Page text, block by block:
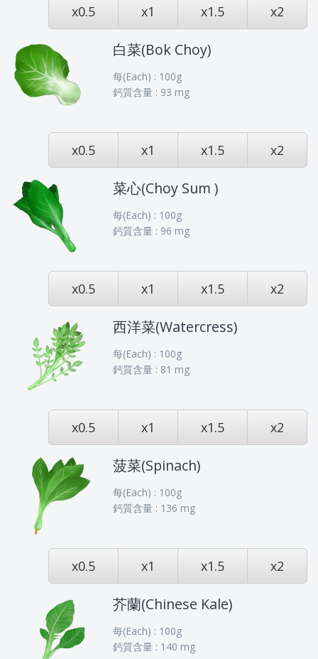
x0.5 x1 x1.5 x2
白菜(Bok Choy)
每(Each) : 100g
鈣質含量 : 93 mg
x0.5 x1 x1.5 x2
菜心(Choy Sum )
每(Each) : 100g
鈣質含量 : 96 mg
x0.5 x1 x1.5 x2
西洋菜(Watercress)
每(Each) : 100g
鈣質含量 : 81 mg
x0.5 x1 x1.5 x2
菠菜(Spinach)
每(Each) : 100g
鈣質含量 : 136 mg
x0.5 x1 x1.5 x2
芥蘭(Chinese Kale)
每(Each) : 100g
鈣質含量 : 140 mg